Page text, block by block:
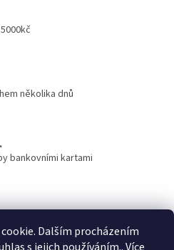
Dalším procházením
í
y
i
s
n
í
několika dnů
bankovními kartami
SCRIGNO